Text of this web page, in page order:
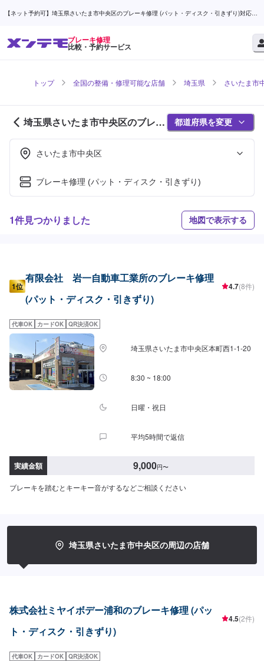
【ネット予約可】埼玉県さいたま市中央区のブレーキ修理 (パット・ディスク・引きずり)対応店
ブレーキ修理
比較・予約サービス
トップ 全国の整備・修理可能な店舗 埼玉県 さいたま市
埼玉県さいたま市中央区のブレー
キ修理対応店舗紹介 (1ページ目)
都道府県を変更
さいたま市中央区
ブレーキ修理 (パット・ディスク・引きずり)
1件見つかりました 地図で表示する
1位
有限会社 岩一自動車工業所のブレーキ修理
(パット・ディスク・引きずり)
4.7(8件)
代車OK カードOK QR決済OK
埼玉県さいたま市中央区本町西1-1-20
8:30 ~ 18:00
日曜・祝日
平均5時間で返信
実績金額 9,000円〜
ブレーキを踏むとキーキー音がするなどご相談ください
埼玉県さいたま市中央区の周辺の店舗
株式会社ミヤイボデー浦和のブレーキ修理 (パッ
ト・ディスク・引きずり)
4.5(2件)
代車OK カードOK QR決済OK